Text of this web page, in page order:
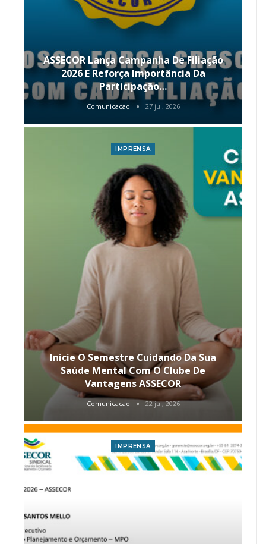
ASSECOR Lança Campanha De Filiação
2026 E Reforça Importância Da
Participação…
Comunicacao 27 jul, 2026
IMPRENSA
Inicie O Semestre Cuidando Da Sua
Saúde Mental Com O Clube De
Vantagens ASSECOR
Comunicacao 22 jul, 2026
IMPRENSA